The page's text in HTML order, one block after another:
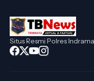
Situs Resmi Polres